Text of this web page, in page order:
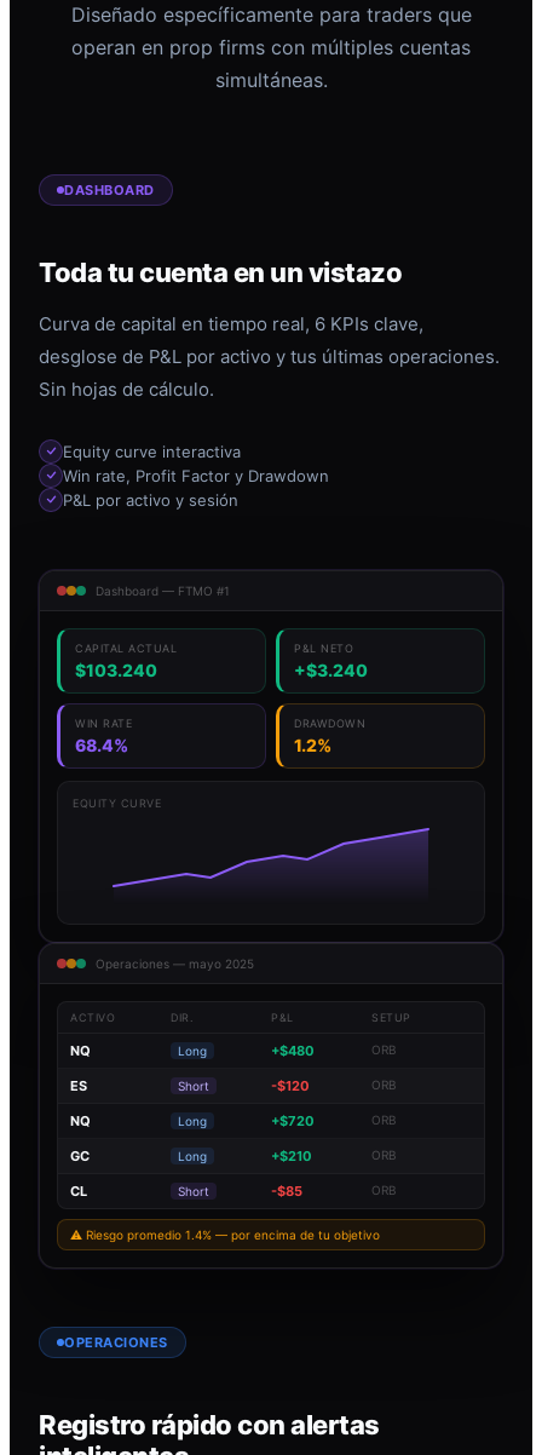
Diseñado específicamente para traders que
operan en prop firms con múltiples cuentas
simultáneas.
DASHBOARD
Toda tu cuenta en un vistazo
Curva de capital en tiempo real, 6 KPIs clave,
desglose de P&L por activo y tus últimas operaciones.
Sin hojas de cálculo.
Equity curve interactiva
Win rate, Profit Factor y Drawdown
P&L por activo y sesión
Dashboard — FTMO #1
CAPITAL ACTUAL
$103.240
P&L NETO
+$3.240
WIN RATE
68.4%
DRAWDOWN
1.2%
EQUITY CURVE
Operaciones — mayo 2025
ACTIVO DIR. P&L SETUP
NQ Long +$480 ORB
ES Short -$120 ORB
NQ Long +$720 ORB
GC Long +$210 ORB
CL Short -$85 ORB
⚠ Riesgo promedio 1.4% — por encima de tu objetivo
OPERACIONES
Registro rápido con alertas